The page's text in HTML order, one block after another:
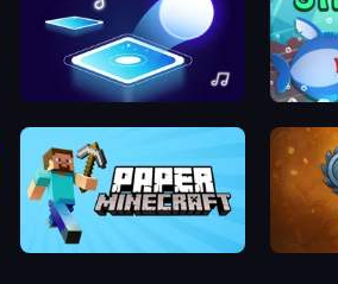
Tile Jumper 3D
Paper Minecraft